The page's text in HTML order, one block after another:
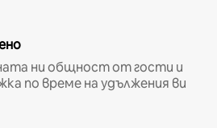
ни общност от гости и
по време на удължения ви